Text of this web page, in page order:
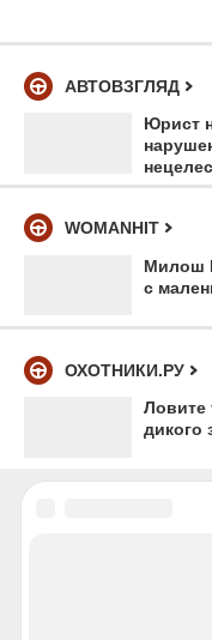
АВТОВЗГЛЯД
Юрист
WOMANHIT
Милош
с
ОХОТНИКИ.РУ
Ловите
дикого